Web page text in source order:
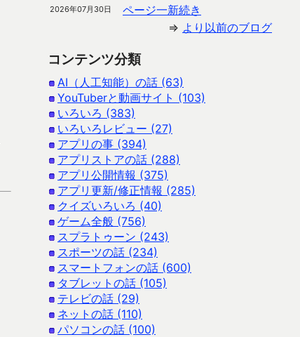
2026年07月30日
ページ一新続き
⇒ より以前のブログ
コンテンツ分類
AI（人工知能）の話 (63)
YouTuberと動画サイト (103)
いろいろ (383)
いろいろレビュー (27)
アプリの事 (394)
アプリストアの話 (288)
アプリ公開情報 (375)
アプリ更新/修正情報 (285)
クイズいろいろ (40)
ゲーム全般 (756)
スプラトゥーン (243)
スポーツの話 (234)
スマートフォンの話 (600)
タブレットの話 (105)
テレビの話 (29)
ネットの話 (110)
パソコンの話 (100)